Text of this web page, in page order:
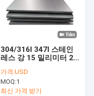
304/316l 347l 스테인
레스 강 15 밀리미터 20
30 밀리미터 35 밀리미
터 40 밀리미터 휠 안출
된 플레이트 편평면 관
가격:USD
MOQ:1
최신 가격 받기